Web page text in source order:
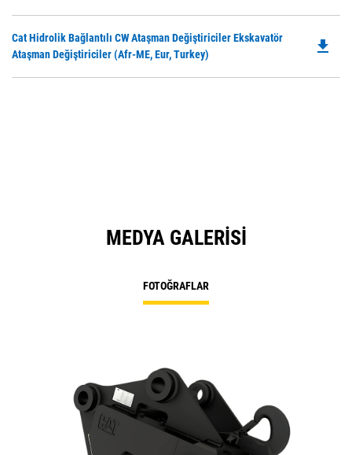
Cat Hidrolik Bağlantılı CW Ataşman Değiştiriciler Ekskavatör
Ataşman Değiştiriciler (Afr-ME, Eur, Turkey)
file_download
MEDYA GALERISI
FOTOĞRAFLAR